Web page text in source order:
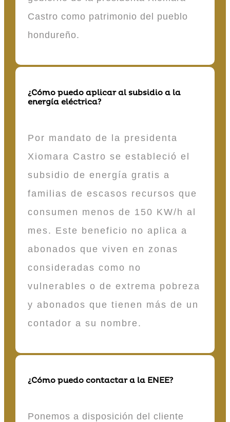
Castro como patrimonio del pueblo
hondureño.
¿Cómo puedo aplicar al subsidio a la
energía eléctrica?
Por mandato de la presidenta
Xiomara Castro se estableció el
subsidio de energía gratis a
familias de escasos recursos que
consumen menos de 150 KW/h al
mes. Este beneficio no aplica a
abonados que viven en zonas
consideradas como no
vulnerables o de extrema pobreza
y abonados que tienen más de un
contador a su nombre.
¿Cómo puedo contactar a la ENEE?
Ponemos a disposición del cliente